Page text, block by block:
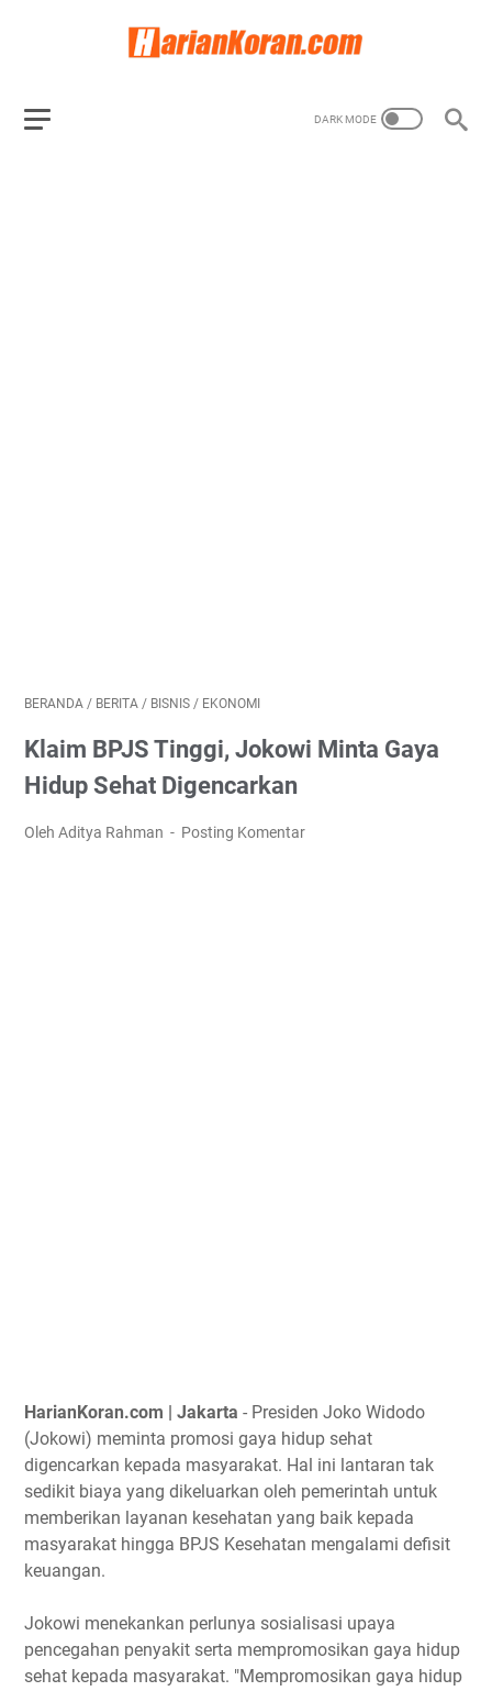
BERANDA / BERITA / BISNIS / EKONOMI
Klaim BPJS Tinggi, Jokowi Minta Gaya
Hidup Sehat Digencarkan
Oleh Aditya Rahman Posting Komentar
HarianKoran.com | Jakarta - Presiden Joko Widodo
(Jokowi) meminta promosi gaya hidup sehat
digencarkan kepada masyarakat. Hal ini lantaran tak
sedikit biaya yang dikeluarkan oleh pemerintah untuk
memberikan layanan kesehatan yang baik kepada
masyarakat hingga BPJS Kesehatan mengalami defisit
keuangan.
Jokowi menekankan perlunya sosialisasi upaya
pencegahan penyakit serta mempromosikan gaya hidup
sehat kepada masyarakat. "Mempromosikan gaya hidup